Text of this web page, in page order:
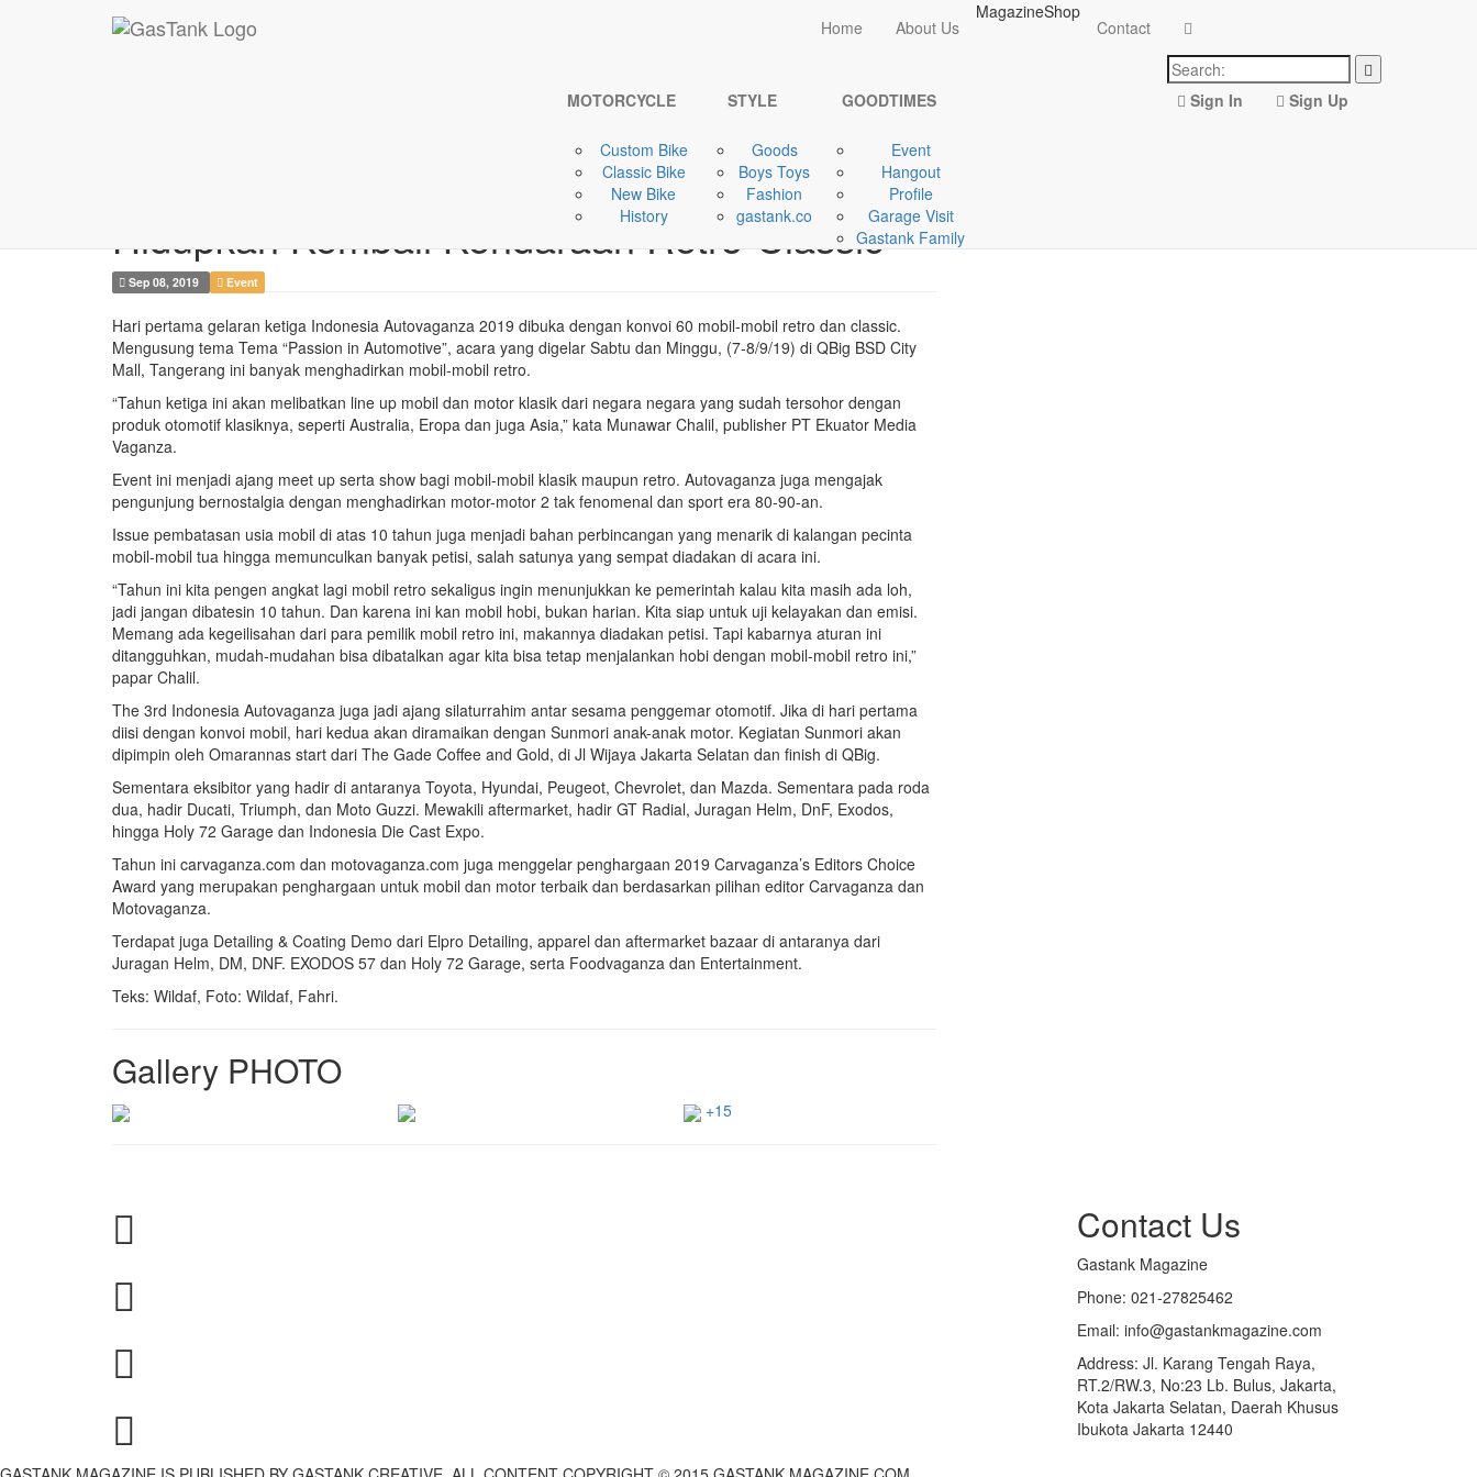
Home About Us
MagazineShop
Contact
MOTORCYCLE
Custom Bike
Classic Bike
New Bike
History
STYLE
Goods
Boys Toys
Fashion
gastank.co
GOODTIMES
Event
Hangout
Profile
Garage Visit
Gastank Family
Sign In Sign Up
The 3rd Indonesia ...
Home
GOODTIMES
The 3rd Indonesia Autovaganza 2019 |
Hidupkan Kembali Kendaraan Retro-Classic
Sep 08, 2019 Event
Hari pertama gelaran ketiga Indonesia Autovaganza 2019 dibuka dengan konvoi 60 mobil-mobil retro dan classic.
Mengusung tema Tema “Passion in Automotive”, acara yang digelar Sabtu dan Minggu, (7-8/9/19) di QBig BSD City
Mall, Tangerang ini banyak menghadirkan mobil-mobil retro.
“Tahun ketiga ini akan melibatkan line up mobil dan motor klasik dari negara negara yang sudah tersohor dengan
produk otomotif klasiknya, seperti Australia, Eropa dan juga Asia,” kata Munawar Chalil, publisher PT Ekuator Media
Vaganza.
Event ini menjadi ajang meet up serta show bagi mobil-mobil klasik maupun retro. Autovaganza juga mengajak
pengunjung bernostalgia dengan menghadirkan motor-motor 2 tak fenomenal dan sport era 80-90-an.
Issue pembatasan usia mobil di atas 10 tahun juga menjadi bahan perbincangan yang menarik di kalangan pecinta
mobil-mobil tua hingga memunculkan banyak petisi, salah satunya yang sempat diadakan di acara ini.
“Tahun ini kita pengen angkat lagi mobil retro sekaligus ingin menunjukkan ke pemerintah kalau kita masih ada loh,
jadi jangan dibatesin 10 tahun. Dan karena ini kan mobil hobi, bukan harian. Kita siap untuk uji kelayakan dan emisi.
Memang ada kegeilisahan dari para pemilik mobil retro ini, makannya diadakan petisi. Tapi kabarnya aturan ini
ditangguhkan, mudah-mudahan bisa dibatalkan agar kita bisa tetap menjalankan hobi dengan mobil-mobil retro ini,”
papar Chalil.
The 3rd Indonesia Autovaganza juga jadi ajang silaturrahim antar sesama penggemar otomotif. Jika di hari pertama
diisi dengan konvoi mobil, hari kedua akan diramaikan dengan Sunmori anak-anak motor. Kegiatan Sunmori akan
dipimpin oleh Omarannas start dari The Gade Coffee and Gold, di Jl Wijaya Jakarta Selatan dan finish di QBig.
Sementara eksibitor yang hadir di antaranya Toyota, Hyundai, Peugeot, Chevrolet, dan Mazda. Sementara pada roda
dua, hadir Ducati, Triumph, dan Moto Guzzi. Mewakili aftermarket, hadir GT Radial, Juragan Helm, DnF, Exodos,
hingga Holy 72 Garage dan Indonesia Die Cast Expo.
Tahun ini carvaganza.com dan motovaganza.com juga menggelar penghargaan 2019 Carvaganza’s Editors Choice
Award yang merupakan penghargaan untuk mobil dan motor terbaik dan berdasarkan pilihan editor Carvaganza dan
Motovaganza.
Terdapat juga Detailing & Coating Demo dari Elpro Detailing, apparel dan aftermarket bazaar di antaranya dari
Juragan Helm, DM, DNF. EXODOS 57 dan Holy 72 Garage, serta Foodvaganza dan Entertainment.
Teks: Wildaf, Foto: Wildaf, Fahri.
Gallery PHOTO
+15
Contact Us
Gastank Magazine
Phone: 021-27825462
Email: info@gastankmagazine.com
Address: Jl. Karang Tengah Raya,
RT.2/RW.3, No:23 Lb. Bulus, Jakarta,
Kota Jakarta Selatan, Daerah Khusus
Ibukota Jakarta 12440